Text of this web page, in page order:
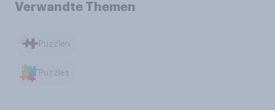
Verwandte Themen
Puzzlen
Puzzles